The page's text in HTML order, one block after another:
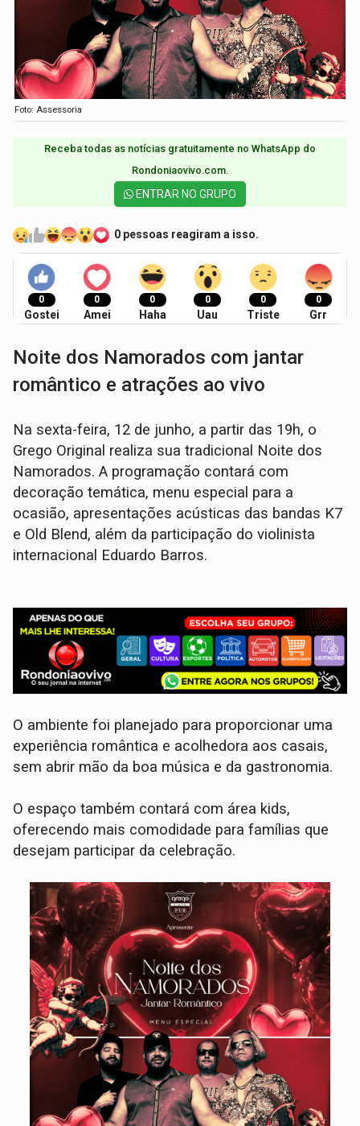
Foto: Assessoria
Receba todas as notícias gratuitamente no WhatsApp do
Rondoniaovivo.com.​
ENTRAR NO GRUPO
0 pessoas reagiram a isso.
0
Gostei
0
Amei
0
Haha
0
Uau
0
Triste
0
Grr
Noite dos Namorados com jantar
romântico e atrações ao vivo
Na sexta-feira, 12 de junho, a partir das 19h, o
Grego Original realiza sua tradicional Noite dos
Namorados. A programação contará com
decoração temática, menu especial para a
ocasião, apresentações acústicas das bandas K7
e Old Blend, além da participação do violinista
internacional Eduardo Barros.
O ambiente foi planejado para proporcionar uma
experiência romântica e acolhedora aos casais,
sem abrir mão da boa música e da gastronomia.
O espaço também contará com área kids,
oferecendo mais comodidade para famílias que
desejam participar da celebração.